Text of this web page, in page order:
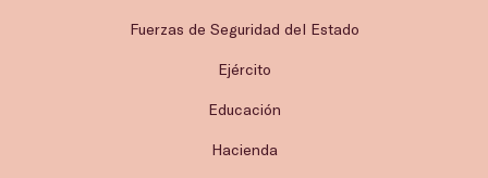
Fuerzas de Seguridad del Estado
Ejército
Educación
Hacienda